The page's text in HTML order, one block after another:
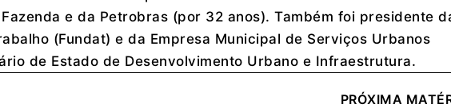
e da Petrobras (por 32 anos). Também foi presidente
(Fundat) e da Empresa Municipal de Serviços Urbanos
de Estado de Desenvolvimento Urbano e Infraestrutura.
PRÓXIMA